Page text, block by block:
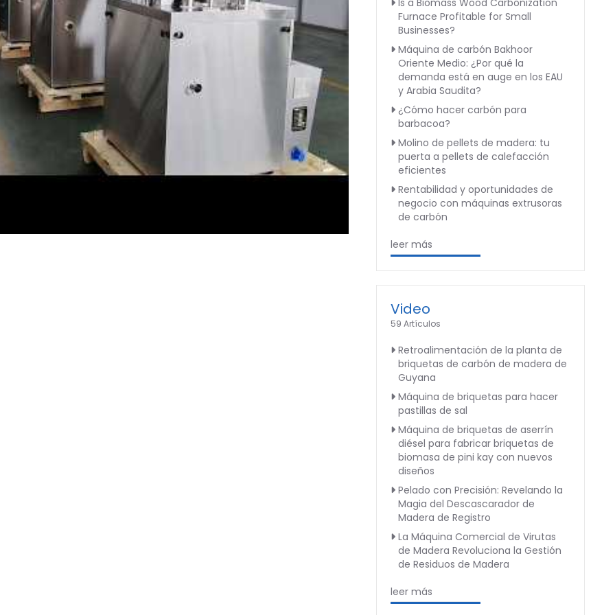
Is a Biomass Wood Carbonization
Furnace Profitable for Small
Businesses?
Máquina de carbón Bakhoor
Oriente Medio: ¿Por qué la
demanda está en auge en los EAU
y Arabia Saudita?
¿Cómo hacer carbón para
barbacoa?
Molino de pellets de madera: tu
puerta a pellets de calefacción
eficientes
Rentabilidad y oportunidades de
negocio con máquinas extrusoras
de carbón
leer más
Video
59 Artículos
Retroalimentación de la planta de
briquetas de carbón de madera de
Guyana
Máquina de briquetas para hacer
pastillas de sal
Máquina de briquetas de aserrín
diésel para fabricar briquetas de
biomasa de pini kay con nuevos
diseños
Pelado con Precisión: Revelando la
Magia del Descascarador de
Madera de Registro
La Máquina Comercial de Virutas
de Madera Revoluciona la Gestión
de Residuos de Madera
leer más